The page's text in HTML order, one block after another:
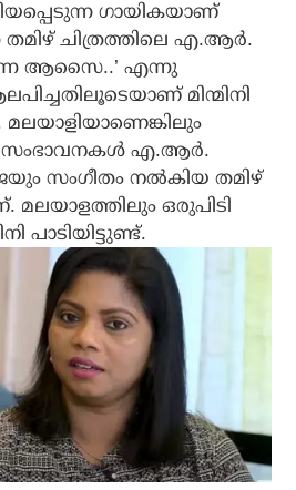
ഗായികയാണ്
തമിഴ് ചിത്രത്തിലെ എ.ആര്‍.
ആസൈ..’ എന്നു
മിന്മിനി
സംഭാവനകള്‍ എ.ആര്‍.
സംഗീതം നല്‍കിയ തമിഴ്
മലയാളത്തിലും ഒരുപിടി
പാടിയിട്ടുണ്ട്.